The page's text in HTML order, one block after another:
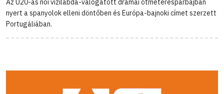
Az U20-as női vízilabda-válogatott drámai ötméterespárbajban
nyert a spanyolok elleni döntőben és Európa-bajnoki címet szerzett
Portugáliában.